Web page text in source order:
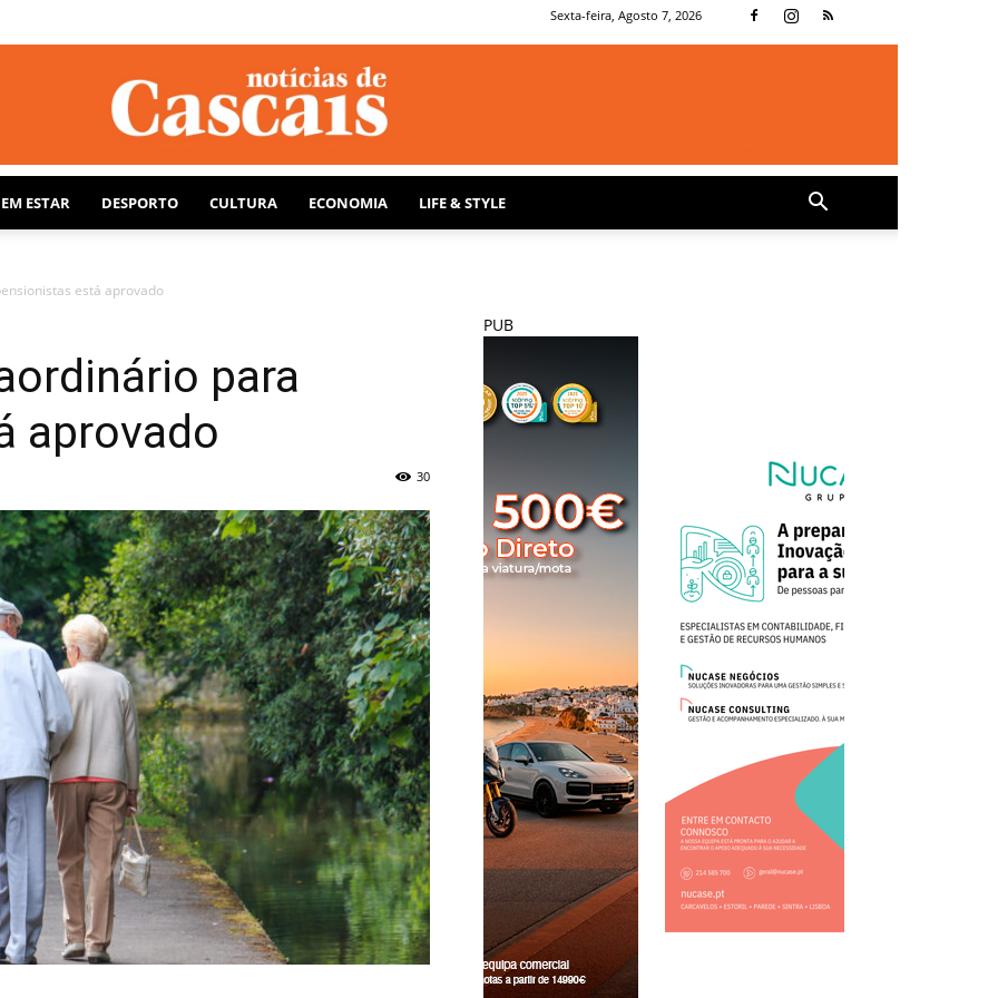
Sexta-feira, Agosto 7, 2026
Notícias
de
Cascais
ESTAR DESPORTO CULTURA ECONOMIA LIFE & STYLE
está aprovado
para
aprovado
30
PUB